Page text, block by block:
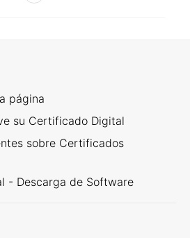
página
su Certificado Digital
sobre Certificados
- Descarga de Software